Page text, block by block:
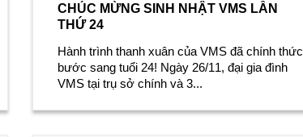
CHÚC MỪNG SINH NHẬT VMS LẦN
THỨ 24
Hành trình thanh xuân của VMS đã chính thức
bước sang tuổi 24! Ngày 26/11, đại gia đình
VMS tại trụ sở chính và 3...